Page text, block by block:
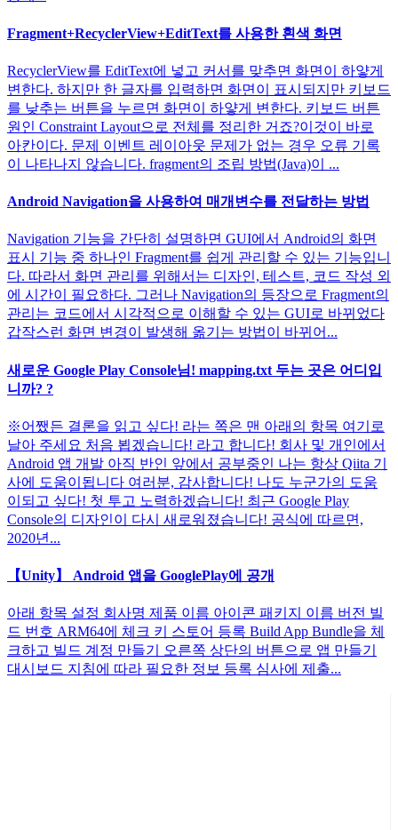
Fragment+RecyclerView+EditText를 사용한 흰색 화면
RecyclerView를 EditText에 넣고 커서를 맞추면 화면이 하얗게
변한다. 하지만 한 글자를 입력하면 화면이 표시되지만 키보드
를 낮추는 버튼을 누르면 화면이 하얗게 변한다. 키보드 버튼
원인 Constraint Layout으로 전체를 정리한 거죠?이것이 바로
아칸이다. 문제 이벤트 레이아웃 문제가 없는 경우 오류 기록
이 나타나지 않습니다. fragment의 조립 방법(Java)이 ...
Android Navigation을 사용하여 매개변수를 전달하는 방법
Navigation 기능을 간단히 설명하면 GUI에서 Android의 화면
표시 기능 중 하나인 Fragment를 쉽게 관리할 수 있는 기능입니
다. 따라서 화면 관리를 위해서는 디자인, 테스트, 코드 작성 외
에 시간이 필요하다. 그러나 Navigation의 등장으로 Fragment의
관리는 코드에서 시각적으로 이해할 수 있는 GUI로 바뀌었다
갑작스런 화면 변경이 발생해 옮기는 방법이 바뀌어...
새로운 Google Play Console님! mapping.txt 두는 곳은 어디입
니까? ?
※어쨌든 결론을 읽고 싶다! 라는 쪽은 맨 아래의 항목 여기로
날아 주세요 처음 뵙겠습니다! 라고 합니다! 회사 및 개인에서
Android 앱 개발 아직 반인 앞에서 공부중인 나는 항상 Qiita 기
사에 도움이됩니다 여러분, 감사합니다! 나도 누군가의 도움
이되고 싶다! 첫 투고 노력하겠습니다! 최근 Google Play
Console의 디자인이 다시 새로워졌습니다! 공식에 따르면,
2020년...
【Unity】 Android 앱을 GooglePlay에 공개
아래 항목 설정 회사명 제품 이름 아이콘 패키지 이름 버전 빌
드 번호 ARM64에 체크 키 스토어 등록 Build App Bundle을 체
크하고 빌드 계정 만들기 오른쪽 상단의 버튼으로 앱 만들기
대시보드 지침에 따라 필요한 정보 등록 심사에 제출...